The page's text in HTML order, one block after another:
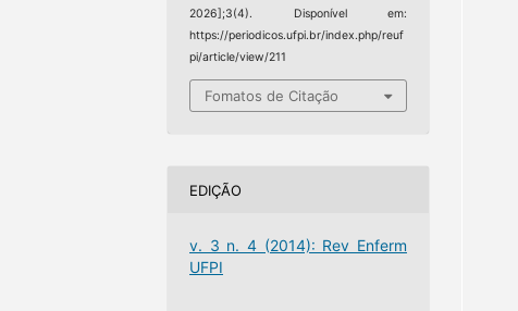
2026];3(4). Disponível em:
https://periodicos.ufpi.br/index.php/reuf
pi/article/view/211
Fomatos de Citação
EDIÇÃO
v. 3 n. 4 (2014): Rev Enferm
UFPI